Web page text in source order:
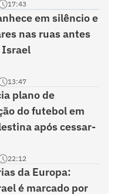
17:43
em silêncio e
nas ruas antes
13:47
plano de
do futebol em
após cessar-
22:12
da Europa:
é marcado por